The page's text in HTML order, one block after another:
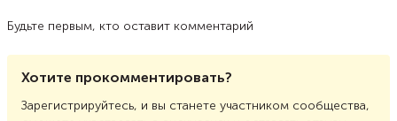
Будьте первым, кто оставит комментарий
Хотите прокомментировать?
Зарегистрируйтесь, и вы станете участником сообщества,